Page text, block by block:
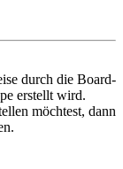
durch die Board-
erstellt wird.
möchtest, dann